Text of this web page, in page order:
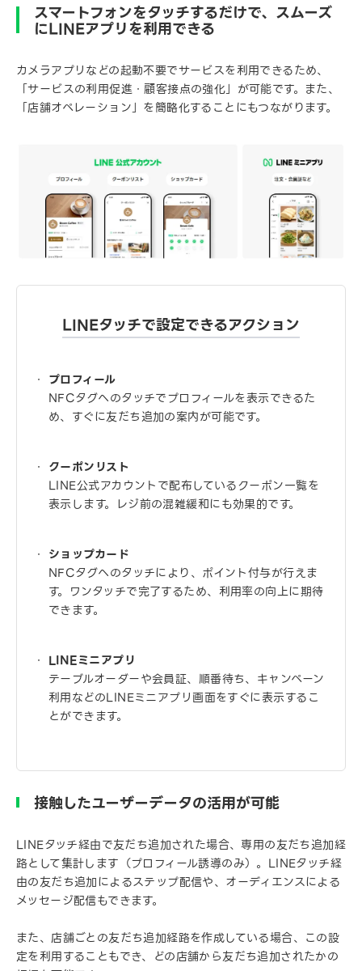
スマートフォンをタッチするだけで、スムーズ
にLINEアプリを利用できる
カメラアプリなどの起動不要でサービスを利用できるため、
「サービスの利用促進・顧客接点の強化」が可能です。また、
「店舗オペレーション」を簡略化することにもつながります。
LINEタッチで設定できるアクション
プロフィール
NFCタグへのタッチでプロフィールを表示できるた
め、すぐに友だち追加の案内が可能です。
クーポンリスト
LINE公式アカウントで配布しているクーポン一覧を
表示します。レジ前の混雑緩和にも効果的です。
ショップカード
NFCタグへのタッチにより、ポイント付与が行えま
す。ワンタッチで完了するため、利用率の向上に期待
できます。
LINEミニアプリ
テーブルオーダーや会員証、順番待ち、キャンペーン
利用などのLINEミニアプリ画面をすぐに表示するこ
とができます。
接触したユーザーデータの活用が可能
LINEタッチ経由で友だち追加された場合、専用の友だち追加経
路として集計します（プロフィール誘導のみ）。LINEタッチ経
由の友だち追加によるステップ配信や、オーディエンスによる
メッセージ配信もできます。
また、店舗ごとの友だち追加経路を作成している場合、この設
定を利用することもでき、どの店舗から友だち追加されたかの